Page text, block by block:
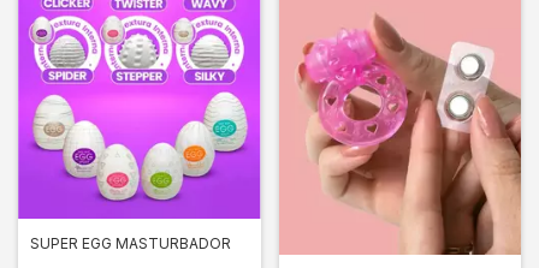
SUPER EGG MASTURBADOR